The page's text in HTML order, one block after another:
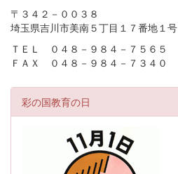
〒３４２－００３８
埼玉県吉川市美南５丁目１７番地１号
ＴＥＬ ０４８－９８４－７５６５
ＦＡＸ ０４８－９８４－７３４０
彩の国教育の日